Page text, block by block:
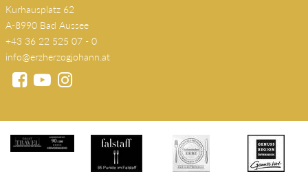
Kurhausplatz 62
A-8990 Bad Aussee
+43 36 22 525 07 - 0
info@erzherzogjohann.at